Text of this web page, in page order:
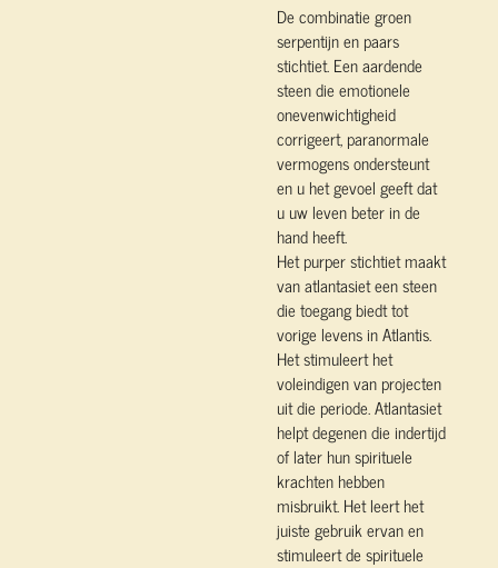
De combinatie groen
serpentijn en paars
stichtiet. Een aardende
steen die emotionele
onevenwichtigheid
corrigeert, paranormale
vermogens ondersteunt
en u het gevoel geeft dat
u uw leven beter in de
hand heeft.
Het purper stichtiet maakt
van atlantasiet een steen
die toegang biedt tot
vorige levens in Atlantis.
Het stimuleert het
voleindigen van projecten
uit die periode. Atlantasiet
helpt degenen die indertijd
of later hun spirituele
krachten hebben
misbruikt. Het leert het
juiste gebruik ervan en
stimuleert de spirituele